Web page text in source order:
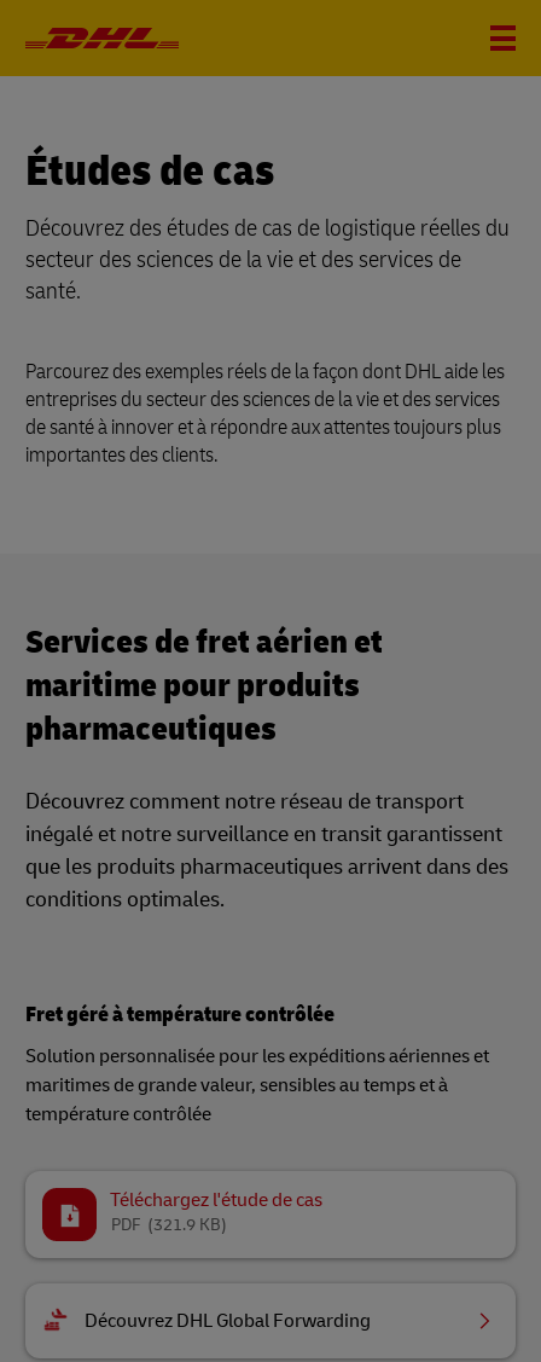
Études de cas
Découvrez des études de cas de logistique réelles du
secteur des sciences de la vie et des services de
santé.
Parcourez des exemples réels de la façon dont DHL aide les
entreprises du secteur des sciences de la vie et des services
de santé à innover et à répondre aux attentes toujours plus
importantes des clients.
Services de fret aérien et
maritime pour produits
pharmaceutiques
Découvrez comment notre réseau de transport
inégalé et notre surveillance en transit garantissent
que les produits pharmaceutiques arrivent dans des
conditions optimales.
Fret géré à température contrôlée
Solution personnalisée pour les expéditions aériennes et
maritimes de grande valeur, sensibles au temps et à
température contrôlée
Téléchargez l'étude de cas
(321.9 KB)
PDF
Découvrez DHL Global Forwarding